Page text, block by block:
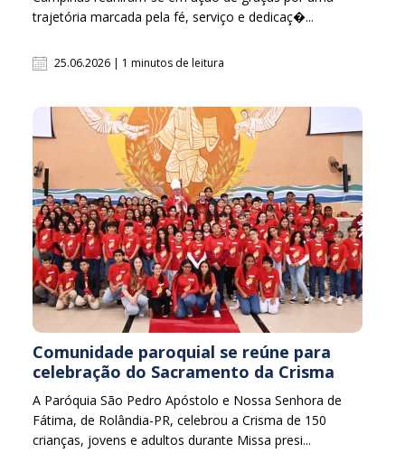
trajetória marcada pela fé, serviço e dedicaç�...
25.06.2026 | 1 minutos de leitura
Comunidade paroquial se reúne para
celebração do Sacramento da Crisma
A Paróquia São Pedro Apóstolo e Nossa Senhora de
Fátima, de Rolândia-PR, celebrou a Crisma de 150
crianças, jovens e adultos durante Missa presi...